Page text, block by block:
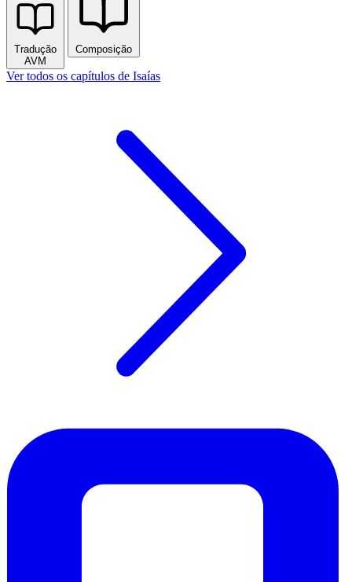
Tradução
AVM
Composição
Ver todos os capítulos de Isaías